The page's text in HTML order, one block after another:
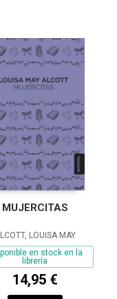
MUJERCITAS
LOUISA MAY
en stock en la
librería
14,95 €